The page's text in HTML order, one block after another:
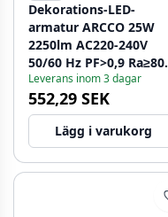
Dekorations-LED-
armatur ARCCO 25W
2250lm AC220-240V
50/60 Hz PF>0,9 Ra≥80
IP44 IK08 110° 4000K.
1208962624
Leverans inom 3 dagar
552,29 SEK
Lägg i varukorg